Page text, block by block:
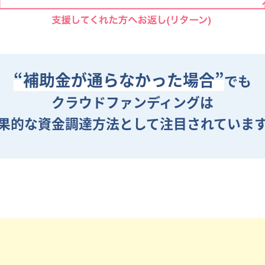
“補助金が通らなかった場合”でも
クラウドファンディングは
的な資金調達方法として注目されていま